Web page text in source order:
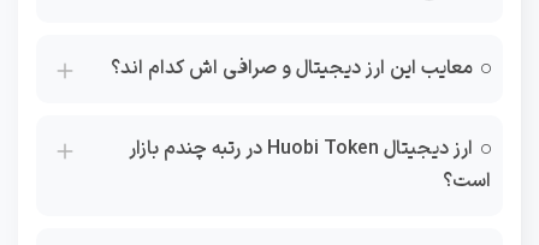
معایب این ارز دیجیتال و صرافی اش کدام اند؟
ارز دیجیتال Huobi Token در رتبه چندم بازار
است؟